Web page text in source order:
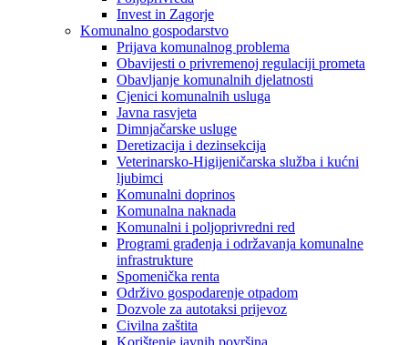
Invest in Zagorje
Komunalno gospodarstvo
Prijava komunalnog problema
Obavijesti o privremenoj regulaciji prometa
Obavljanje komunalnih djelatnosti
Cjenici komunalnih usluga
Javna rasvjeta
Dimnjačarske usluge
Deretizacija i dezinsekcija
Veterinarsko-Higijeničarska služba i kućni
ljubimci
Komunalni doprinos
Komunalna naknada
Komunalni i poljoprivredni red
Programi građenja i održavanja komunalne
infrastrukture
Spomenička renta
Održivo gospodarenje otpadom
Dozvole za autotaksi prijevoz
Civilna zaštita
Korištenje javnih površina